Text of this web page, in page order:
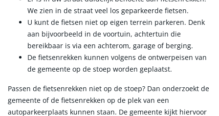
We zien in de straat veel los geparkeerde fietsen.
U kunt de fietsen niet op eigen terrein parkeren. Denk
aan bijvoorbeeld in de voortuin, achtertuin die
bereikbaar is via een achterom, garage of berging.
De fietsenrekken kunnen volgens de ontwerpeisen van
de gemeente op de stoep worden geplaatst.
Passen de fietsenrekken niet op de stoep? Dan onderzoekt de
gemeente of de fietsenrekken op de plek van een
autoparkeerplaats kunnen staan. De gemeente kijkt hiervoor